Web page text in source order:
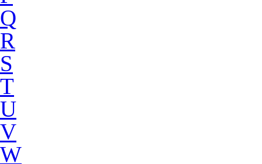
Q
R
S
T
U
V
W